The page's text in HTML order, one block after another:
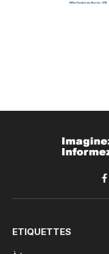
levier
valoriser
territoires